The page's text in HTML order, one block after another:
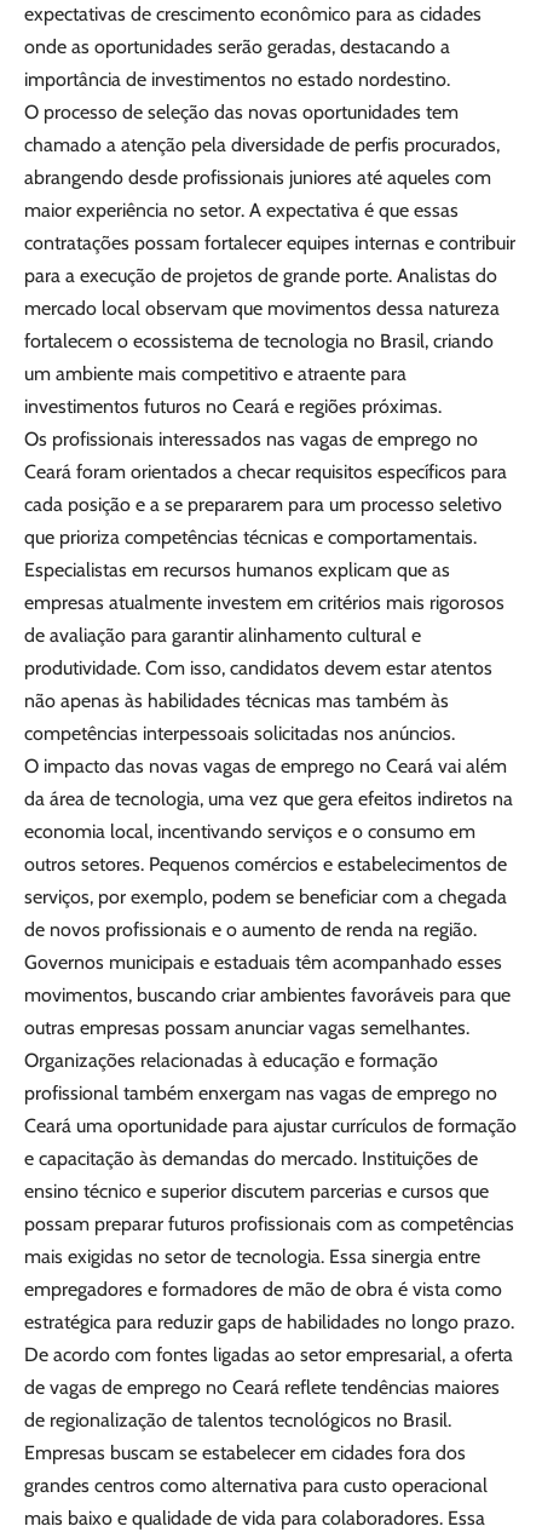
expectativas de crescimento econômico para as cidades
onde as oportunidades serão geradas, destacando a
importância de investimentos no estado nordestino.
O processo de seleção das novas oportunidades tem
chamado a atenção pela diversidade de perfis procurados,
abrangendo desde profissionais juniores até aqueles com
maior experiência no setor. A expectativa é que essas
contratações possam fortalecer equipes internas e contribuir
para a execução de projetos de grande porte. Analistas do
mercado local observam que movimentos dessa natureza
fortalecem o ecossistema de tecnologia no Brasil, criando
um ambiente mais competitivo e atraente para
investimentos futuros no Ceará e regiões próximas.
Os profissionais interessados nas vagas de emprego no
Ceará foram orientados a checar requisitos específicos para
cada posição e a se prepararem para um processo seletivo
que prioriza competências técnicas e comportamentais.
Especialistas em recursos humanos explicam que as
empresas atualmente investem em critérios mais rigorosos
de avaliação para garantir alinhamento cultural e
produtividade. Com isso, candidatos devem estar atentos
não apenas às habilidades técnicas mas também às
competências interpessoais solicitadas nos anúncios.
O impacto das novas vagas de emprego no Ceará vai além
da área de tecnologia, uma vez que gera efeitos indiretos na
economia local, incentivando serviços e o consumo em
outros setores. Pequenos comércios e estabelecimentos de
serviços, por exemplo, podem se beneficiar com a chegada
de novos profissionais e o aumento de renda na região.
Governos municipais e estaduais têm acompanhado esses
movimentos, buscando criar ambientes favoráveis para que
outras empresas possam anunciar vagas semelhantes.
Organizações relacionadas à educação e formação
profissional também enxergam nas vagas de emprego no
Ceará uma oportunidade para ajustar currículos de formação
e capacitação às demandas do mercado. Instituições de
ensino técnico e superior discutem parcerias e cursos que
possam preparar futuros profissionais com as competências
mais exigidas no setor de tecnologia. Essa sinergia entre
empregadores e formadores de mão de obra é vista como
estratégica para reduzir gaps de habilidades no longo prazo.
De acordo com fontes ligadas ao setor empresarial, a oferta
de vagas de emprego no Ceará reflete tendências maiores
de regionalização de talentos tecnológicos no Brasil.
Empresas buscam se estabelecer em cidades fora dos
grandes centros como alternativa para custo operacional
mais baixo e qualidade de vida para colaboradores. Essa